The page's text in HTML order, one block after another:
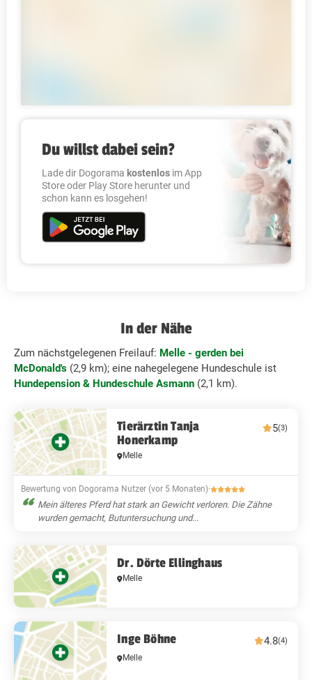
Du willst dabei sein?
Lade dir Dogorama kostenlos im App
Store oder Play Store herunter und
schon kann es losgehen!
In der Nähe
Zum nächstgelegenen Freilauf: Melle - gerden bei
McDonald's (2,9 km); eine nahegelegene Hundeschule ist
Hundepension & Hundeschule Asmann (2,1 km).
Tierärztin Tanja
Honerkamp
5(3)
Melle
Bewertung von Dogorama Nutzer (vor 5 Monaten)·
Mein älteres Pferd hat stark an Gewicht verloren. Die Zähne
wurden gemacht, Butuntersuchung und...
Dr. Dörte Ellinghaus
Melle
Inge Böhne 4.8(4)
Melle